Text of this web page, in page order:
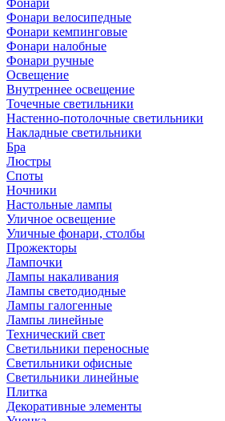
Фонари
Фонари велосипедные
Фонари кемпинговые
Фонари налобные
Фонари ручные
Освещение
Внутреннее освещение
Точечные светильники
Настенно-потолочные светильники
Накладные светильники
Бра
Люстры
Споты
Ночники
Настольные лампы
Уличное освещение
Уличные фонари, столбы
Прожекторы
Лампочки
Лампы накаливания
Лампы светодиодные
Лампы галогенные
Лампы линейные
Технический свет
Светильники переносные
Светильники офисные
Светильники линейные
Плитка
Декоративные элементы